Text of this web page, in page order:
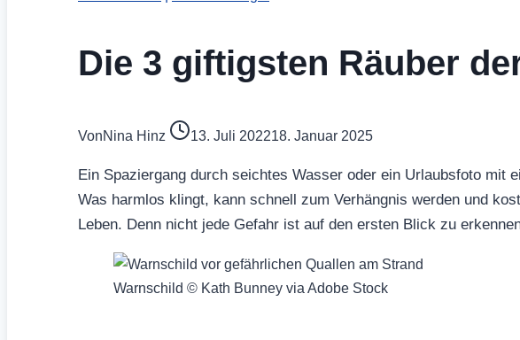
Die 3 giftigsten Räuber
VonNina Hinz 13. Juli 202218. Januar 2025
Ein Spaziergang durch seichtes Wasser oder ein Urlaubsfoto mit
Was harmlos klingt, kann schnell zum Verhängnis werden und
Leben. Denn nicht jede Gefahr ist auf den ersten Blick zu
Warnschild © Kath Bunney via Adobe Stock